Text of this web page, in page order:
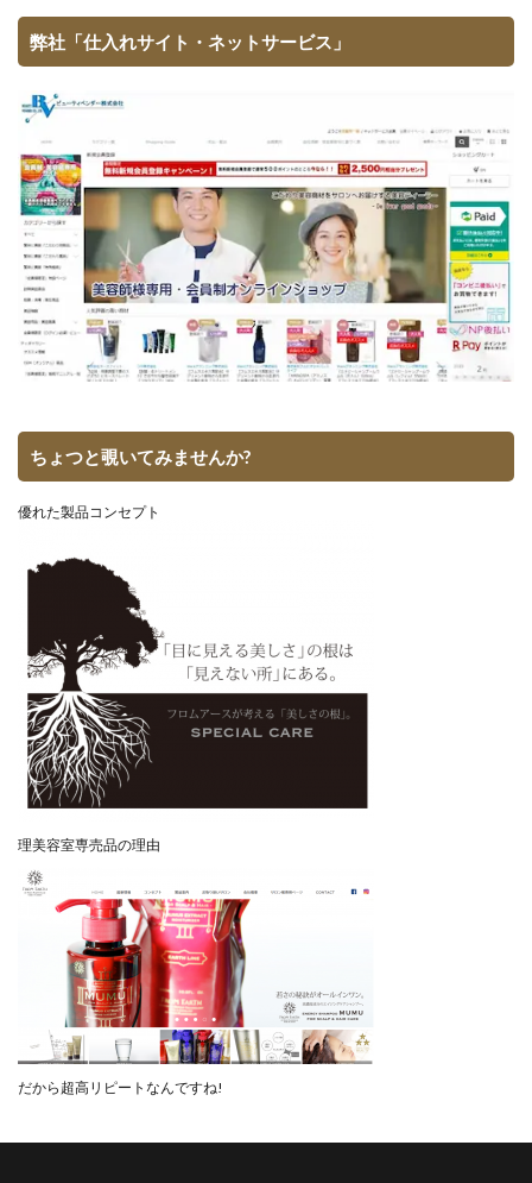
弊社「仕入れサイト・ネットサービス」
ちょつと覗いてみませんか?
優れた製品コンセプト
理美容室専売品の理由
だから超高リピートなんですね!